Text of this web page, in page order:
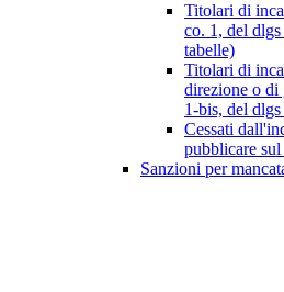
Titolari di
co. 1, del
tabelle)
Titolari di
direzione o di
1-bis, del
Cessati
pubblicare
Sanzioni per